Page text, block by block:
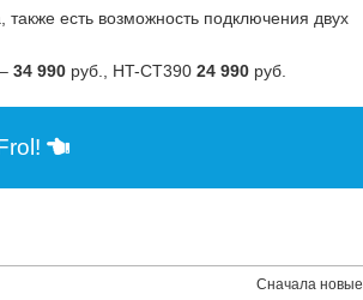
есть возможность подключения двух
34 990 руб., HT-CT390 24 990 руб.
Сначала новые